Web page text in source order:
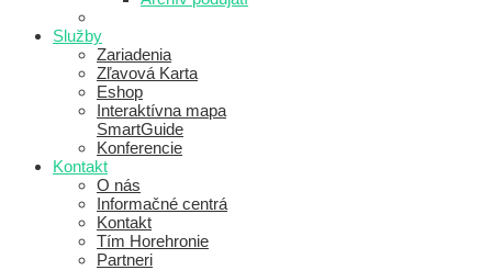
Služby
Zariadenia
Zľavová Karta
Eshop
Interaktívna mapa
SmartGuide
Konferencie
Kontakt
O nás
Informačné centrá
Kontakt
Tím Horehronie
Partneri